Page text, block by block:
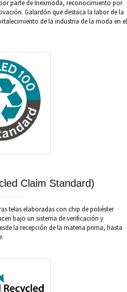
parte de Inexmoda, reconocimiento por
Galardón que destaca la labor de la
de la industria de la moda en el
Claim Standard)
telas elaboradas con chip de poliéster
bajo un sistema de verificación y
la recepción de la materia prima, hasta